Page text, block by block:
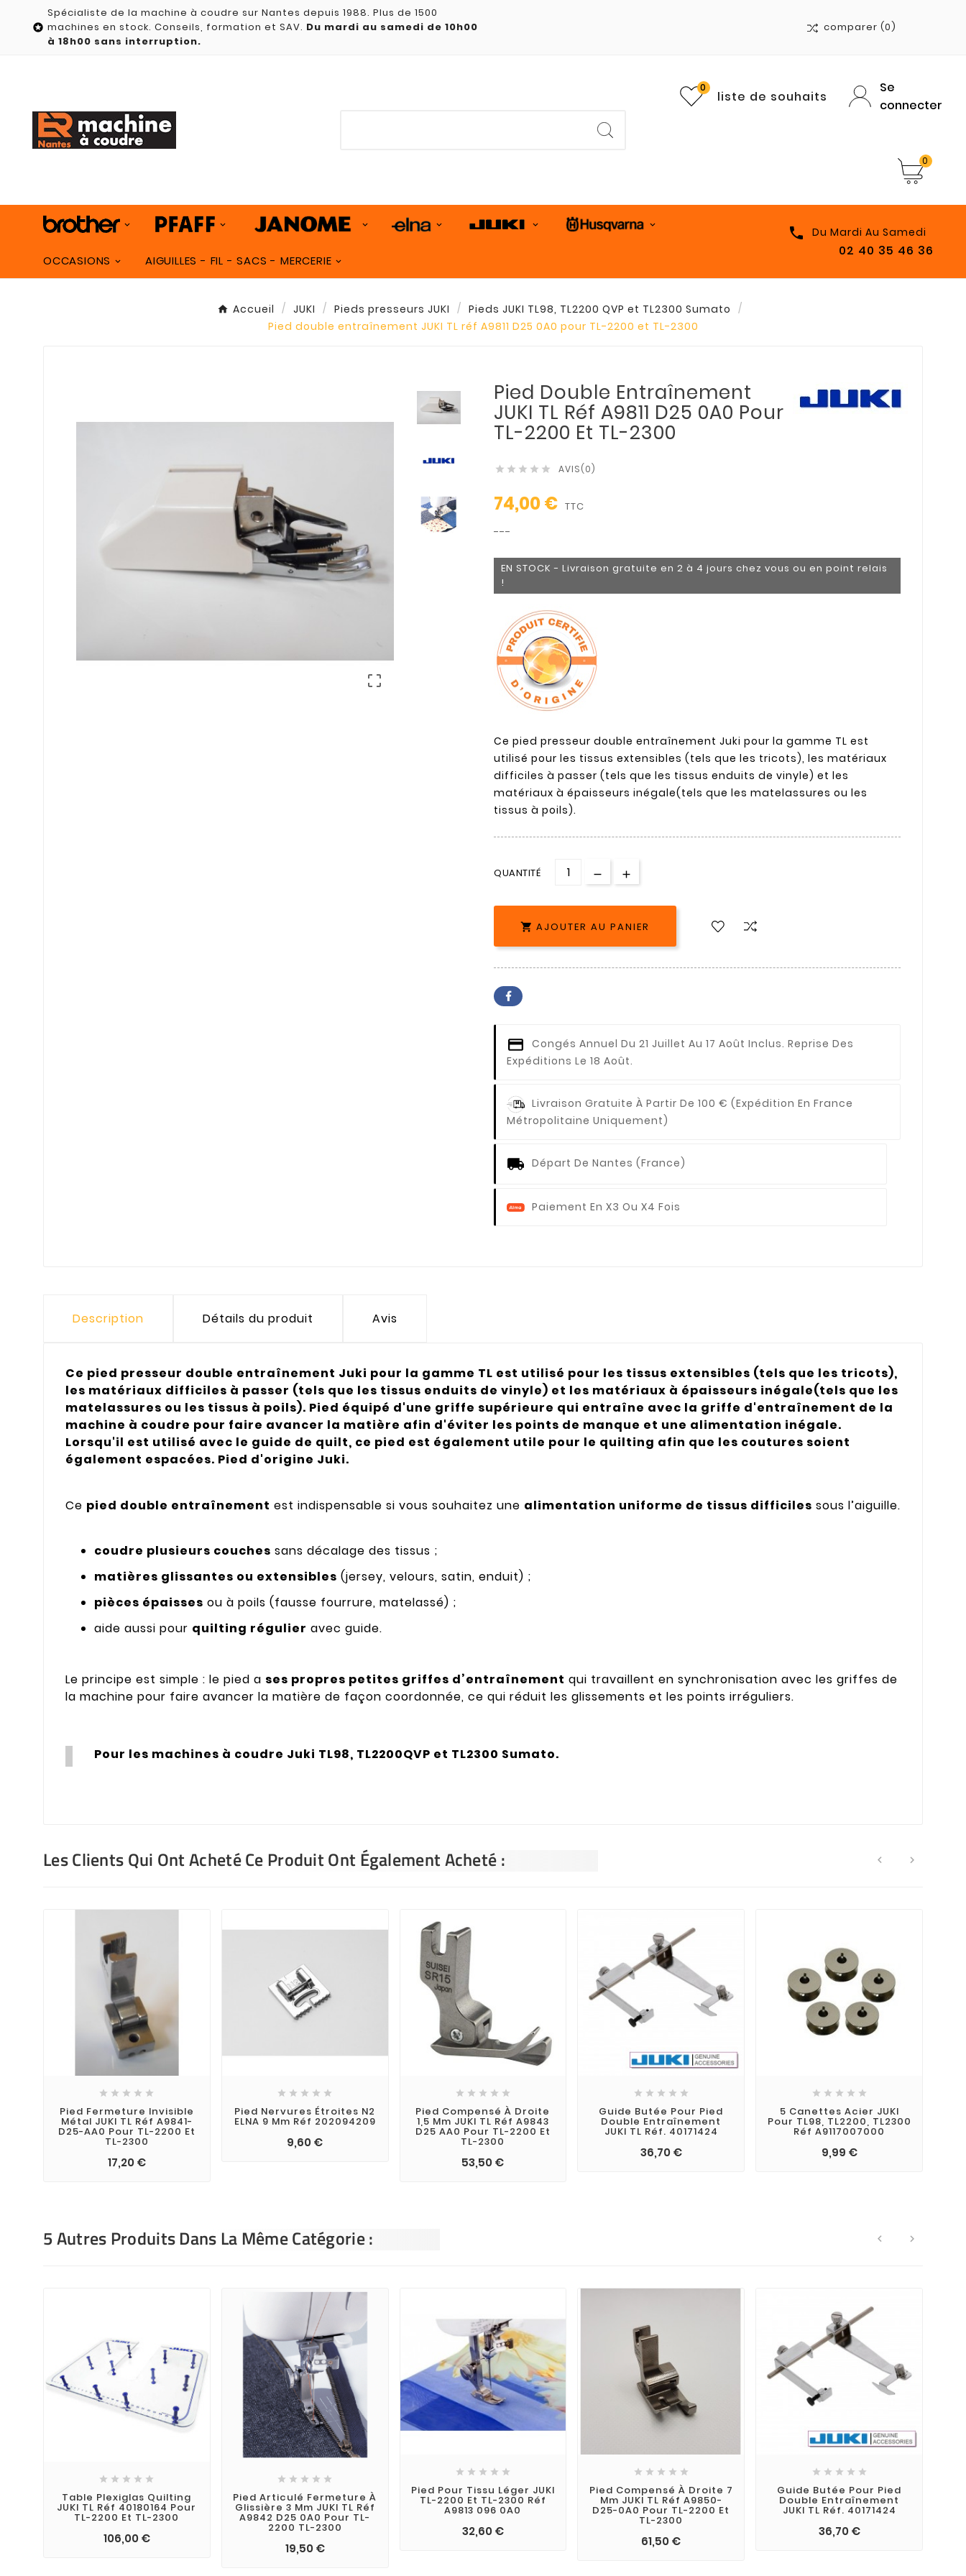

Spécialiste de la machine à coudre sur Nantes depuis 1988. Plus de 1500
machines en stock. Conseils, formation et SAV. Du mardi au samedi de 10h00
à 18h00 sans interruption.
comparer (0)
liste de souhaits
0
Se
connecter
0
OCCASIONS AIGUILLES - FIL - SACS - MERCERIE
 Du Mardi Au Samedi
02 40 35 46 36
Accueil JUKI Pieds presseurs JUKI
Pieds JUKI TL98, TL2200 QVP et TL2300 Sumato
Pied double entraînement JUKI TL réf A9811 D25 0A0 pour TL-2200 et TL-2300

Pied Double Entraînement
JUKI TL Réf A9811 D25 0A0 Pour
TL-2200 Et TL-2300
     AVIS(0)
74,00 € TTC
---
EN STOCK - Livraison gratuite en 2 à 4 jours chez vous ou en point relais
!
Ce pied presseur double entraînement Juki pour la gamme TL est
utilisé pour les tissus extensibles (tels que les tricots), les matériaux
difficiles à passer (tels que les tissus enduits de vinyle) et les
matériaux à épaisseurs inégale(tels que les matelassures ou les
tissus à poils).
QUANTITÉ
 AJOUTER AU PANIER
Congés Annuel Du 21 Juillet Au 17 Août Inclus. Reprise Des
Expéditions Le 18 Août.
Livraison Gratuite À Partir De 100 € (expédition En France
Métropolitaine Uniquement)
Départ De Nantes (France)
Paiement En X3 Ou X4 Fois
Description Détails du produit Avis
Ce pied presseur double entraînement Juki pour la gamme TL est utilisé pour les tissus extensibles (tels que les tricots),
les matériaux difficiles à passer (tels que les tissus enduits de vinyle) et les matériaux à épaisseurs inégale(tels que les
matelassures ou les tissus à poils). Pied équipé d'une griffe supérieure qui entraîne avec la griffe d'entraînement de la
machine à coudre pour faire avancer la matière afin d'éviter les points de manque et une alimentation inégale.
Lorsqu'il est utilisé avec le guide de quilt, ce pied est également utile pour le quilting afin que les coutures soient
également espacées. Pied d'origine Juki.
Ce pied double entraînement est indispensable si vous souhaitez une alimentation uniforme de tissus difficiles sous l’aiguille.
coudre plusieurs couches sans décalage des tissus ;
matières glissantes ou extensibles (jersey, velours, satin, enduit) ;
pièces épaisses ou à poils (fausse fourrure, matelassé) ;
aide aussi pour quilting régulier avec guide.
Le principe est simple : le pied a ses propres petites griffes d’entraînement qui travaillent en synchronisation avec les griffes de
la machine pour faire avancer la matière de façon coordonnée, ce qui réduit les glissements et les points irréguliers.
Pour les machines à coudre Juki TL98, TL2200QVP et TL2300 Sumato.
Les Clients Qui Ont Acheté Ce Produit Ont Également Acheté :  
    
Pied Fermeture Invisible
Métal JUKI TL Réf A9841-
D25-AA0 Pour TL-2200 Et
TL-2300
17,20 €
    
Pied Nervures Étroites N2
ELNA 9 Mm Réf 202094209
9,60 €
    
Pied Compensé À Droite
1,5 Mm JUKI TL Réf A9843
D25 AA0 Pour TL-2200 Et
TL-2300
53,50 €
    
Guide Butée Pour Pied
Double Entraînement
JUKI TL Réf. 40171424
36,70 €
    
5 Canettes Acier JUKI
Pour TL98, TL2200, TL2300
Réf A9117007000
9,99 €
5 Autres Produits Dans La Même Catégorie :  
    
Table Plexiglas Quilting
JUKI TL Réf 40180164 Pour
TL-2200 Et TL-2300
106,00 €
    
Pied Articulé Fermeture À
Glissière 3 Mm JUKI TL Réf
A9842 D25 0A0 Pour TL-
2200 TL-2300
19,50 €
    
Pied Pour Tissu Léger JUKI
TL-2200 Et TL-2300 Réf
A9813 096 0A0
32,60 €
    
Pied Compensé À Droite 7
Mm JUKI TL Réf A9850-
D25-0A0 Pour TL-2200 Et
TL-2300
61,50 €
    
Guide Butée Pour Pied
Double Entraînement
JUKI TL Réf. 40171424
36,70 €